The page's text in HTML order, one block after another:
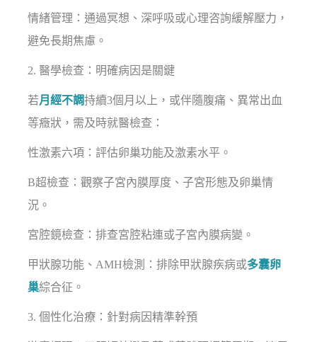
情緒管理：通過冥想、深呼吸或心理咨詢緩解壓力，
避免長期焦慮。
2. 醫學檢查：明確病因是關鍵
若月經不調持續3個月以上，或伴隨腹痛、異常出血
等癥狀，需及時就醫檢查：
性激素六項：評估卵巢功能及激素水平。
B超檢查：觀察子宮內膜厚度、子宮形態及卵巢情
況。
宮腔鏡檢查：排查宮腔粘連或子宮內膜病變。
甲狀腺功能、AMH檢測：排除甲狀腺疾病或多囊卵
巢綜合征。
3. 個性化治療：針對病因精準幹預